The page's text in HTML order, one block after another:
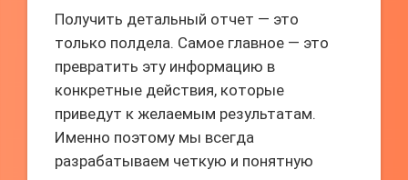
Получить детальный отчет — это
только полдела. Самое главное — это
превратить эту информацию в
конкретные действия, которые
приведут к желаемым результатам.
Именно поэтому мы всегда
разрабатываем четкую и понятную